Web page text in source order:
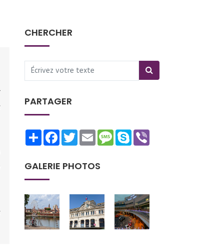
CHERCHER
PARTAGER
ShareFacebookTwitterEmailMessage
Skype
GALERIE PHOTOS